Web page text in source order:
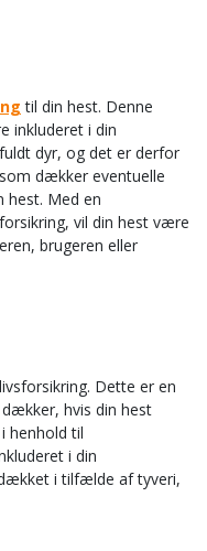
til din hest. Denne
inkluderet i din
dyr, og det er derfor
dækker eventuelle
hest. Med en
vil din hest være
brugeren eller
Dette er en
hvis din hest
henhold til
i din
i tilfælde af tyveri,